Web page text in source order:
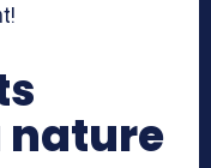
nature